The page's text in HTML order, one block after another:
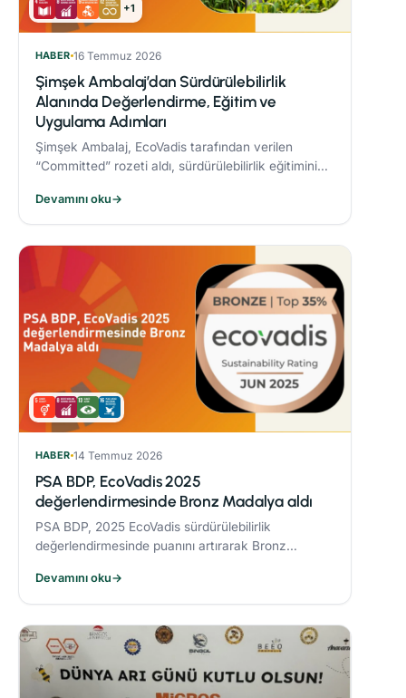
+1
HABER 16 Temmuz 2026
Şimşek Ambalaj’dan Sürdürülebilirlik
Alanında Değerlendirme, Eğitim ve
Uygulama Adımları
Şimşek Ambalaj, EcoVadis tarafından verilen
“Committed” rozeti aldı, sürdürülebilirlik eğitimini
Responsible® Faz-1 sürecini tamamlayarak
ambalaj sektöründe bir ilke imza attı.
Devamını oku→
HABER 14 Temmuz 2026
PSA BDP, EcoVadis 2025
değerlendirmesinde Bronz Madalya aldı
PSA BDP, 2025 EcoVadis sürdürülebilirlik
değerlendirmesinde puanını artırarak Bronz
seviyesine yükseldi ve karbon yönetiminde
‘Leader’ kategorisine yerleşti.
Devamını oku→